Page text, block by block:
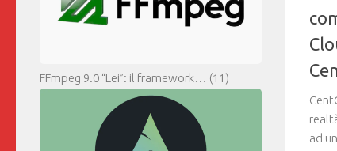
FFmpeg 9.0 “Lei”: il framework… (11)